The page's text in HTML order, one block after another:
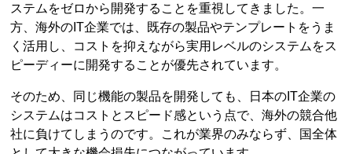
ステムをゼロから開発することを重視してきました。一
方、海外のIT企業では、既存の製品やテンプレートをうま
く活用し、コストを抑えながら実用レベルのシステムをス
ピーディーに開発することが優先されています。
そのため、同じ機能の製品を開発しても、日本のIT企業の
システムはコストとスピード感という点で、海外の競合他
社に負けてしまうのです。これが業界のみならず、国全体